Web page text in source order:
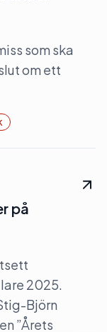
som ska
om ett
på
2025.
Björn
”Årets